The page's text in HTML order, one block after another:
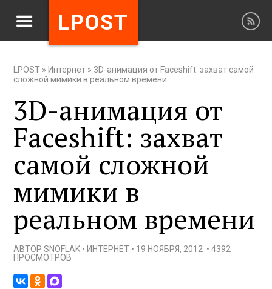
LPOST
LPOST » Интернет » 3D-анимация от Faceshift: захват самой
сложной мимики в реальном времени
3D-анимация от
Faceshift: захват
самой сложной
мимики в
реальном времени
АВТОРSNOFLAK • ИНТЕРНЕТ • 19 НОЯБРЯ, 2012 •4392
ПРОСМОТРОВ